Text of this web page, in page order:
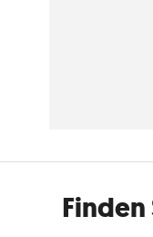
Finden